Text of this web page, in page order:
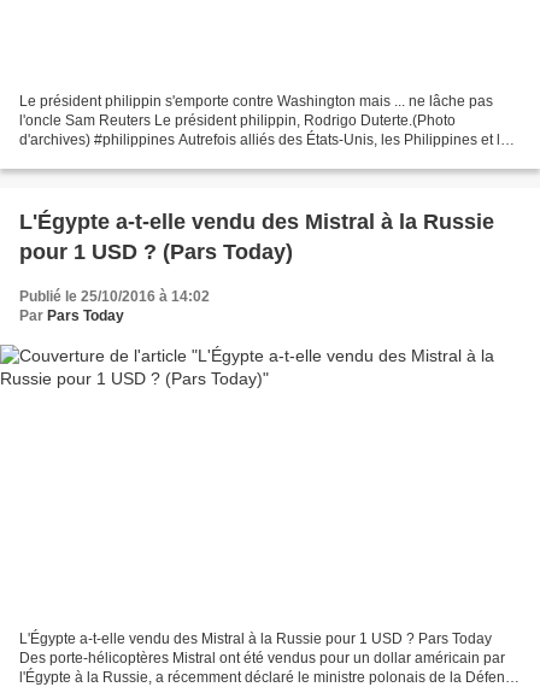
Le président philippin s'emporte contre Washington mais ... ne lâche pas
l'oncle Sam Reuters Le président philippin, Rodrigo Duterte.(Photo
d'archives) #philippines Autrefois alliés des États-Unis, les Philippines et la
L'Égypte a-t-elle vendu des Mistral à la Russie
pour 1 USD ? (Pars Today)
Publié le 25/10/2016 à 14:02
Par Pars Today
L'Égypte a-t-elle vendu des Mistral à la Russie pour 1 USD ? Pars Today
Des porte-hélicoptères Mistral ont été vendus pour un dollar américain par
l'Égypte à la Russie, a récemment déclaré le ministre polonais de la Défense